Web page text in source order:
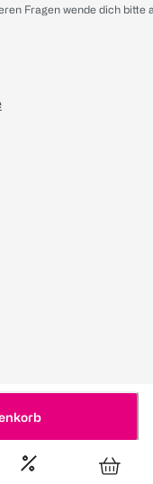
Fragen wende dich bitte